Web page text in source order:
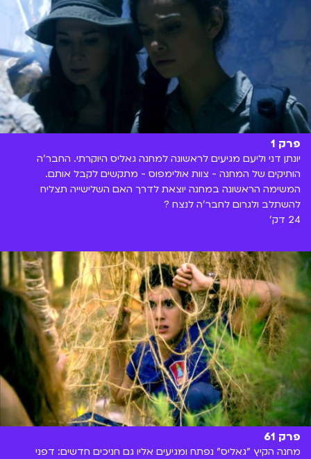
פרק 1
יונתן דני וליעם מגיעים לראשונה למחנה גאליס היוקרתי. החבר'ה
הותיקים של המחנה - צוות אולימפוס - מתקשים לקבל אותם.
המשימה הראשונה במחנה יוצאת לדרך האם השלישייה תצליח
להשתלב ולגרום לחבר'ה לנצח ?
24 דק'
פרק 61
מחנה הקיץ "גאליס" נפתח ומגיעים אליו גם חניכים חדשים: דפני